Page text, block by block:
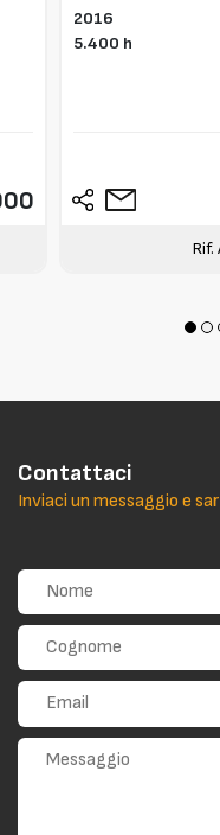
2016
5.400 h
Rif.
Contattaci
Inviaci un messaggio e